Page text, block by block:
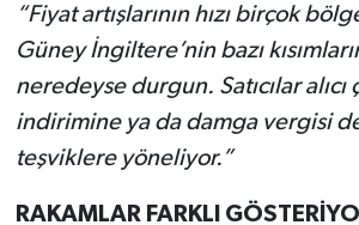
“Fiyat artışlarının hızı birçok
Güney İngiltere’nin bazı
neredeyse durgun. Satıcılar
indirimine ya da damga vergisi
teşviklere yöneliyor.”
RAKAMLAR FARKLI